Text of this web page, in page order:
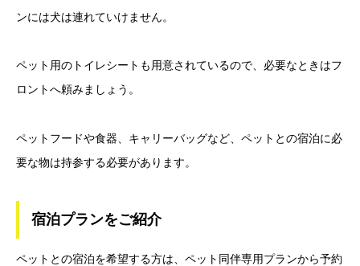
ンには犬は連れていけません。
ペット用のトイレシートも用意されているので、必要なときはフ
ロントへ頼みましょう。
ペットフードや食器、キャリーバッグなど、ペットとの宿泊に必
要な物は持参する必要があります。
宿泊プランをご紹介
ペットとの宿泊を希望する方は、ペット同伴専用プランから予約